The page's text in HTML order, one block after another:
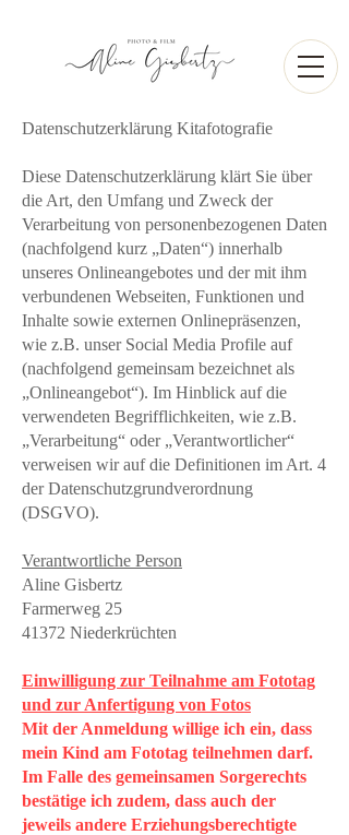
Datenschutzerklärung Kitafotografie
Diese Datenschutzerklärung klärt Sie über
die Art, den Umfang und Zweck der
Verarbeitung von personenbezogenen Daten
(nachfolgend kurz „Daten“) innerhalb
unseres Onlineangebotes und der mit ihm
verbundenen Webseiten, Funktionen und
Inhalte sowie externen Onlinepräsenzen,
wie z.B. unser Social Media Profile auf
(nachfolgend gemeinsam bezeichnet als
„Onlineangebot“). Im Hinblick auf die
verwendeten Begrifflichkeiten, wie z.B.
„Verarbeitung“ oder „Verantwortlicher“
verweisen wir auf die Definitionen im Art. 4
der Datenschutzgrundverordnung
(DSGVO).
Verantwortliche Person
Aline Gisbertz
Farmerweg 25
41372 Niederkrüchten
Einwilligung zur Teilnahme am Fototag
und zur Anfertigung von Fotos
Mit der Anmeldung willige ich ein, dass
mein Kind am Fototag teilnehmen darf.
Im Falle des gemeinsamen Sorgerechts
bestätige ich zudem, dass auch der
jeweils andere Erziehungsberechtigte